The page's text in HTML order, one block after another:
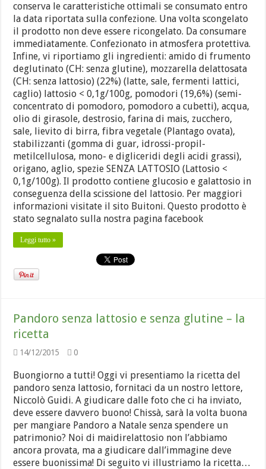
conserva le caratteristiche ottimali se consumato entro
la data riportata sulla confezione. Una volta scongelato
il prodotto non deve essere ricongelato. Da consumare
immediatamente. Confezionato in atmosfera protettiva.
Infine, vi riportiamo gli ingredienti: amido di frumento
deglutinato (CH: senza glutine), mozzarella delattosata
(CH: senza lattosio) (22%) (latte, sale, fermenti lattici,
caglio) lattosio < 0,1g/100g, pomodori (19,6%) (semi-
concentrato di pomodoro, pomodoro a cubetti), acqua,
olio di girasole, destrosio, farina di mais, zucchero,
sale, lievito di birra, fibra vegetale (Plantago ovata),
stabilizzanti (gomma di guar, idrossi-propil-
metilcellulosa, mono- e digliceridi degli acidi grassi),
origano, aglio, spezie SENZA LATTOSIO (Lattosio <
0,1g/100g). Il prodotto contiene glucosio e galattosio in
conseguenza della scissione del lattosio. Per maggiori
informazioni visitate il sito Buitoni. Questo prodotto è
stato segnalato sulla nostra pagina facebook
Leggi tutto »
Pandoro senza lattosio e senza glutine – la
ricetta
14/12/2015 0
Buongiorno a tutti! Oggi vi presentiamo la ricetta del
pandoro senza lattosio, fornitaci da un nostro lettore,
Niccolò Guidi. A giudicare dalle foto che ci ha inviato,
deve essere davvero buono! Chissà, sarà la volta buona
per mangiare Pandoro a Natale senza spendere un
patrimonio? Noi di maidirelattosio non l’abbiamo
ancora provata, ma a giudicare dall’immagine deve
essere buonissima! Di seguito vi illustriamo la ricetta…